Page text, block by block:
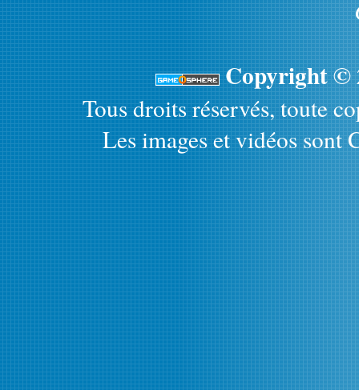
Copyright ©
Tous droits réservés, toute
Les images et vidéos